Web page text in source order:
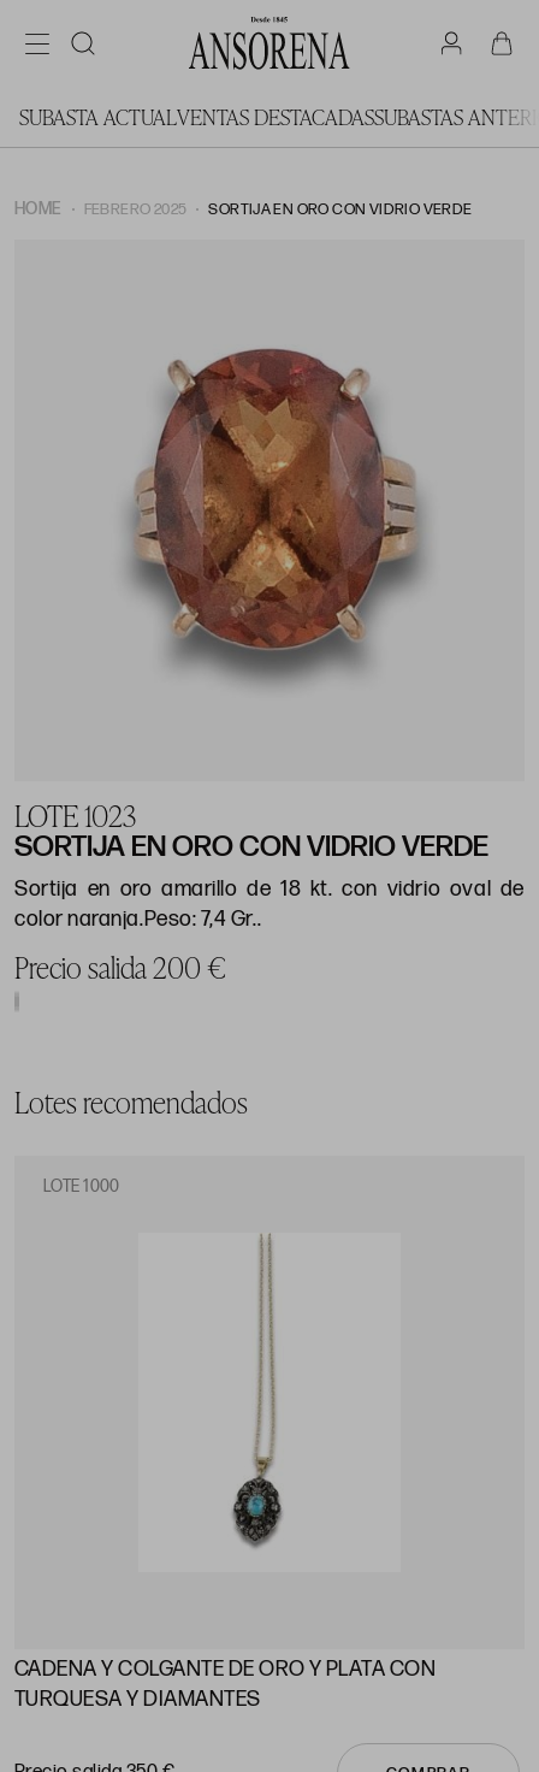
SUBASTA ACTUALVENTAS DESTACADASSUBASTAS
HOME FEBRERO 2025 SORTIJA EN ORO CON VIDRIO VERDE
LOTE 1023
SORTIJA EN ORO CON VIDRIO VERDE
Sortija en oro amarillo de 18 kt. con vidrio oval de
color naranja.Peso: 7,4 Gr..
Precio salida 200 €
Lotes recomendados
LOTE 1000
CADENA Y COLGANTE DE ORO Y PLATA CON
TURQUESA Y DIAMANTES